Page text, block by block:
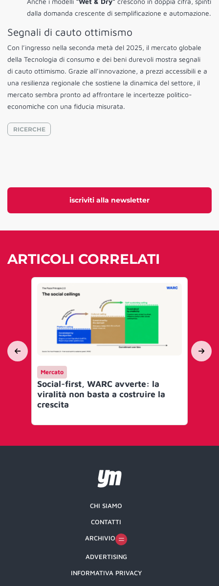
iscriviti alla newsletter
dalla domanda crescente di semplificazione e automazione.
Segnali di cauto ottimismo
Con l’ingresso nella seconda metà del 2025, il mercato globale
della Tecnologia di consumo e dei beni durevoli mostra segnali
di cauto ottimismo. Grazie all’innovazione, a prezzi accessibili e a
una resilienza regionale che sostiene la dinamica del settore, il
mercato sembra pronto ad affrontare le incertezze politico-
economiche con una fiducia misurata.
RICERCHE
ARTICOLI CORRELATI
Mercato
Social-first, WARC avverte: la
viralità non basta a costruire la
crescita
CHI SIAMO
CONTATTI
ARCHIVIO
ADVERTISING
INFORMATIVA PRIVACY